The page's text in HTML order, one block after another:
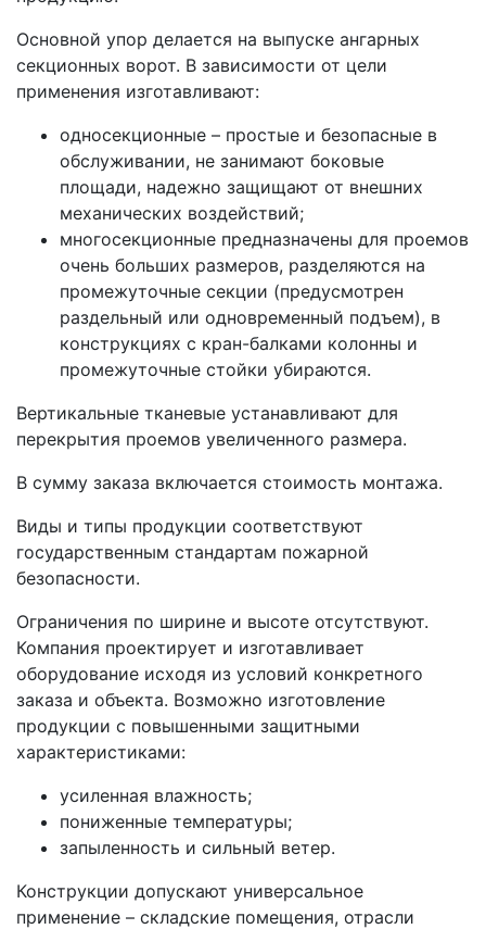
Основной упор делается на выпуске ангарных
секционных ворот. В зависимости от цели
применения изготавливают:
односекционные – простые и безопасные в
обслуживании, не занимают боковые
площади, надежно защищают от внешних
механических воздействий;
многосекционные предназначены для проемов
очень больших размеров, разделяются на
промежуточные секции (предусмотрен
раздельный или одновременный подъем), в
конструкциях с кран-балками колонны и
промежуточные стойки убираются.
Вертикальные тканевые устанавливают для
перекрытия проемов увеличенного размера.
В сумму заказа включается стоимость монтажа.
Виды и типы продукции соответствуют
государственным стандартам пожарной
безопасности.
Ограничения по ширине и высоте отсутствуют.
Компания проектирует и изготавливает
оборудование исходя из условий конкретного
заказа и объекта. Возможно изготовление
продукции с повышенными защитными
характеристиками:
усиленная влажность;
пониженные температуры;
запыленность и сильный ветер.
Конструкции допускают универсальное
применение – складские помещения, отрасли